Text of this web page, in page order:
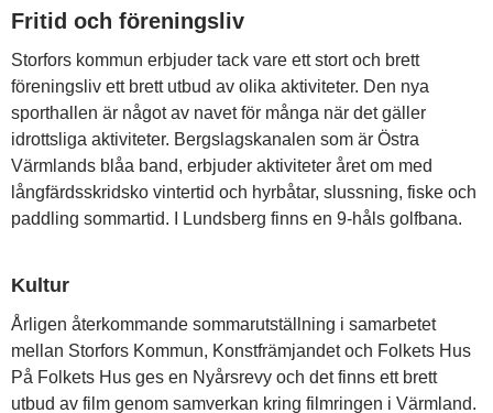
Fritid och föreningsliv
Storfors kommun erbjuder tack vare ett stort och brett
föreningsliv ett brett utbud av olika aktiviteter. Den nya
sporthallen är något av navet för många när det gäller
idrottsliga aktiviteter. Bergslagskanalen som är Östra
Värmlands blåa band, erbjuder aktiviteter året om med
långfärdsskridsko vintertid och hyrbåtar, slussning, fiske och
paddling sommartid. I Lundsberg finns en 9-håls golfbana.
Kultur
Årligen återkommande sommarutställning i samarbetet
mellan Storfors Kommun, Konstfrämjandet och Folkets Hus
På Folkets Hus ges en Nyårsrevy och det finns ett brett
utbud av film genom samverkan kring filmringen i Värmland.